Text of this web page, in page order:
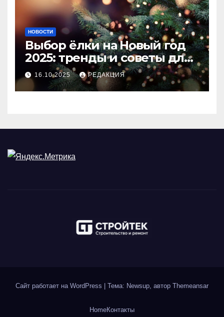
НОВОСТИ
Выбор ёлки на Новый год
2025: тренды и советы для
идеального праздника
16.10.2025 РЕДАКЦИЯ
Сайт работает на WordPress Тема: Newsup, автор Themeansar
HomeКонтакты